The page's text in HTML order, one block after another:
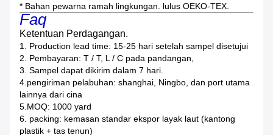
* Bahan pewarna ramah lingkungan. lulus OEKO-TEX.
Faq
Ketentuan Perdagangan.
1. Production lead time: 15-25 hari setelah sampel disetujui
2. Pembayaran: T / T, L / C pada pandangan,
3. Sampel dapat dikirim dalam 7 hari.
4.pengiriman pelabuhan: shanghai, Ningbo, dan port utama
lainnya dari cina
5.MOQ: 1000 yard
6. packing: kemasan standar ekspor layak laut (kantong
plastik + tas tenun)